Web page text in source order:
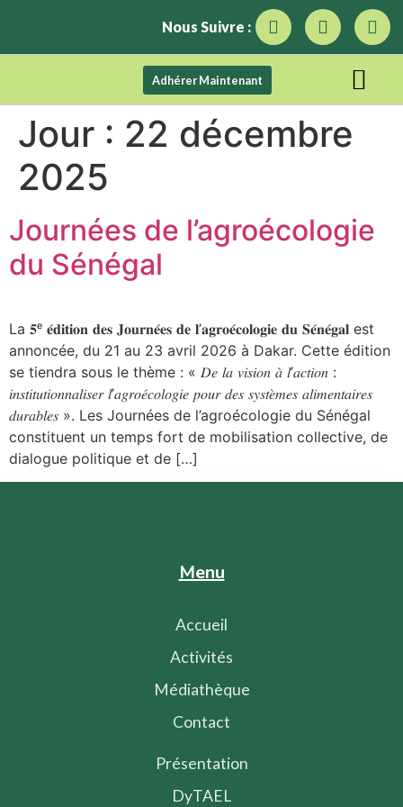
Nous Suivre :
Adhérer Maintenant
Jour : 22 décembre
2025
Journées de l’agroécologie
du Sénégal
La 𝟓ᵉ 𝐞́𝐝𝐢𝐭𝐢𝐨𝐧 𝐝𝐞𝐬 𝐉𝐨𝐮𝐫𝐧𝐞́𝐞𝐬 𝐝𝐞 𝐥’𝐚𝐠𝐫𝐨𝐞́𝐜𝐨𝐥𝐨𝐠𝐢𝐞 𝐝𝐮 𝐒𝐞́𝐧𝐞́𝐠𝐚𝐥 est
annoncée, du 21 au 23 avril 2026 à Dakar. Cette édition
se tiendra sous le thème : « 𝐷𝑒 𝑙𝑎 𝑣𝑖𝑠𝑖𝑜𝑛 𝑎̀ 𝑙’𝑎𝑐𝑡𝑖𝑜𝑛 :
𝑖𝑛𝑠𝑡𝑖𝑡𝑢𝑡𝑖𝑜𝑛𝑛𝑎𝑙𝑖𝑠𝑒𝑟 𝑙’𝑎𝑔𝑟𝑜𝑒́𝑐𝑜𝑙𝑜𝑔𝑖𝑒 𝑝𝑜𝑢𝑟 𝑑𝑒𝑠 𝑠𝑦𝑠𝑡𝑒̀𝑚𝑒𝑠 𝑎𝑙𝑖𝑚𝑒𝑛𝑡𝑎𝑖𝑟𝑒𝑠
𝑑𝑢𝑟𝑎𝑏𝑙𝑒𝑠 ». Les Journées de l’agroécologie du Sénégal
constituent un temps fort de mobilisation collective, de
dialogue politique et de […]
Menu
Accueil
Activités
Médiathèque
Contact
Présentation
DyTAEL